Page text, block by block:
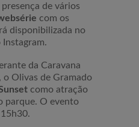
de vários
com os
disponibilizada no
Instagram.
da Caravana
o Olivas de Gramado
como atração
parque. O evento